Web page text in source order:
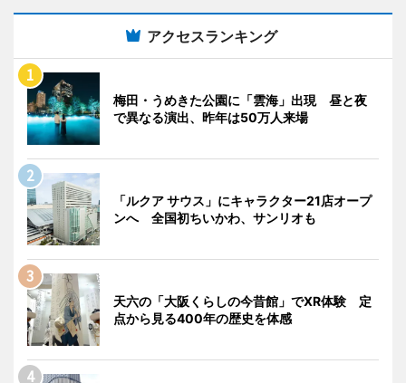
アクセスランキング
梅田・うめきた公園に「雲海」出現 昼と夜
で異なる演出、昨年は50万人来場
「ルクア サウス」にキャラクター21店オープ
ンへ 全国初ちいかわ、サンリオも
天六の「大阪くらしの今昔館」でXR体験 定
点から見る400年の歴史を体感